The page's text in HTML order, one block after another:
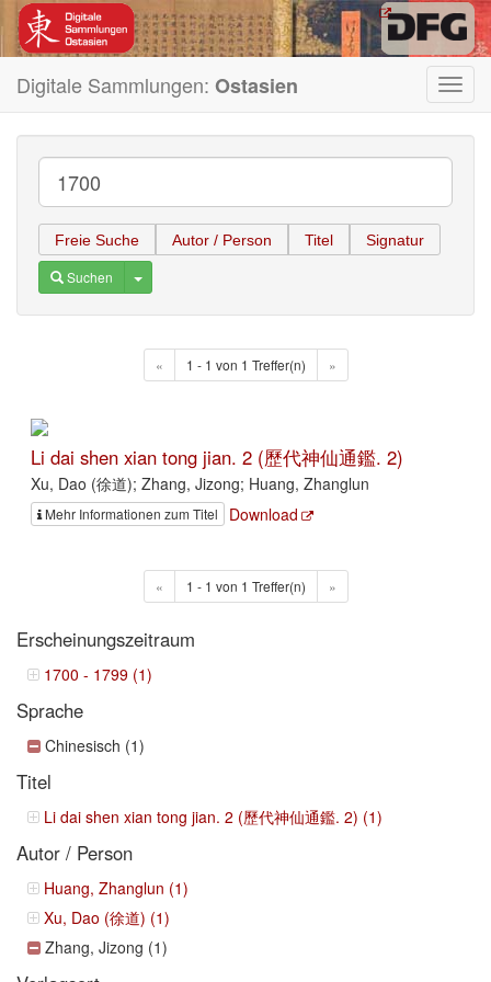
Digitale Sammlungen: Ostasien
Freie Suche Autor / Person Titel Signatur
Suchen Toggle Dropdown
« 1 - 1 von 1 Treffer(n) »
Li dai shen xian tong jian. 2 (歷代神仙通鑑. 2)
Xu, Dao (徐道); Zhang, Jizong; Huang, Zhanglun
Mehr Informationen zum Titel Download
« 1 - 1 von 1 Treffer(n) »
Erscheinungszeitraum
1700 - 1799 (1)
Sprache
Chinesisch (1)
Titel
Li dai shen xian tong jian. 2 (歷代神仙通鑑. 2) (1)
Autor / Person
Huang, Zhanglun (1)
Xu, Dao (徐道) (1)
Zhang, Jizong (1)